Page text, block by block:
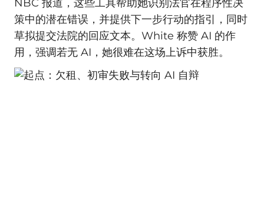
NBC 报道，这些工具帮助她识别法官在程序性决
策中的潜在错误，并提供下一步行动的指引，同时
草拟提交法院的回应文本。White 称赞 AI 的作
用，强调若无 AI，她很难在这场上诉中获胜。